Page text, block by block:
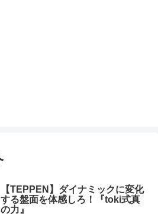
【TEPPEN】ダイナミックに変化
する盤面を体感しろ！『toki式真
の力』